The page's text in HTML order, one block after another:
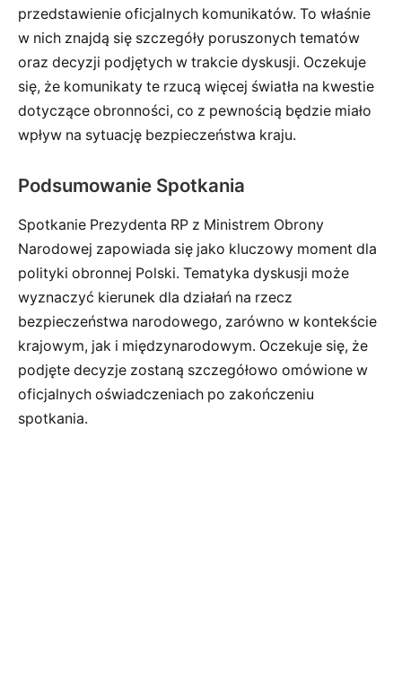
przedstawienie oficjalnych komunikatów. To właśnie
w nich znajdą się szczegóły poruszonych tematów
oraz decyzji podjętych w trakcie dyskusji. Oczekuje
się, że komunikaty te rzucą więcej światła na kwestie
dotyczące obronności, co z pewnością będzie miało
wpływ na sytuację bezpieczeństwa kraju.
Podsumowanie Spotkania
Spotkanie Prezydenta RP z Ministrem Obrony
Narodowej zapowiada się jako kluczowy moment dla
polityki obronnej Polski. Tematyka dyskusji może
wyznaczyć kierunek dla działań na rzecz
bezpieczeństwa narodowego, zarówno w kontekście
krajowym, jak i międzynarodowym. Oczekuje się, że
podjęte decyzje zostaną szczegółowo omówione w
oficjalnych oświadczeniach po zakończeniu
spotkania.